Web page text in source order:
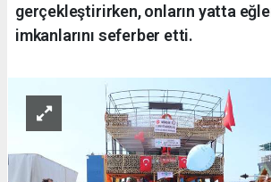
gerçekleştirirken, onların yatta
imkanlarını seferber etti.